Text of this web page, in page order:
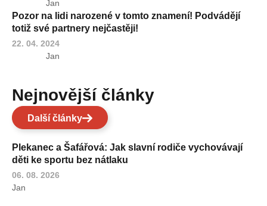
Jan
Pozor na lidi narozené v tomto znamení! Podvádějí
totiž své partnery nejčastěji!
22. 04. 2024
Jan
Nejnovější články
Další články
Plekanec a Šafářová: Jak slavní rodiče vychovávají
děti ke sportu bez nátlaku
06. 08. 2026
Jan